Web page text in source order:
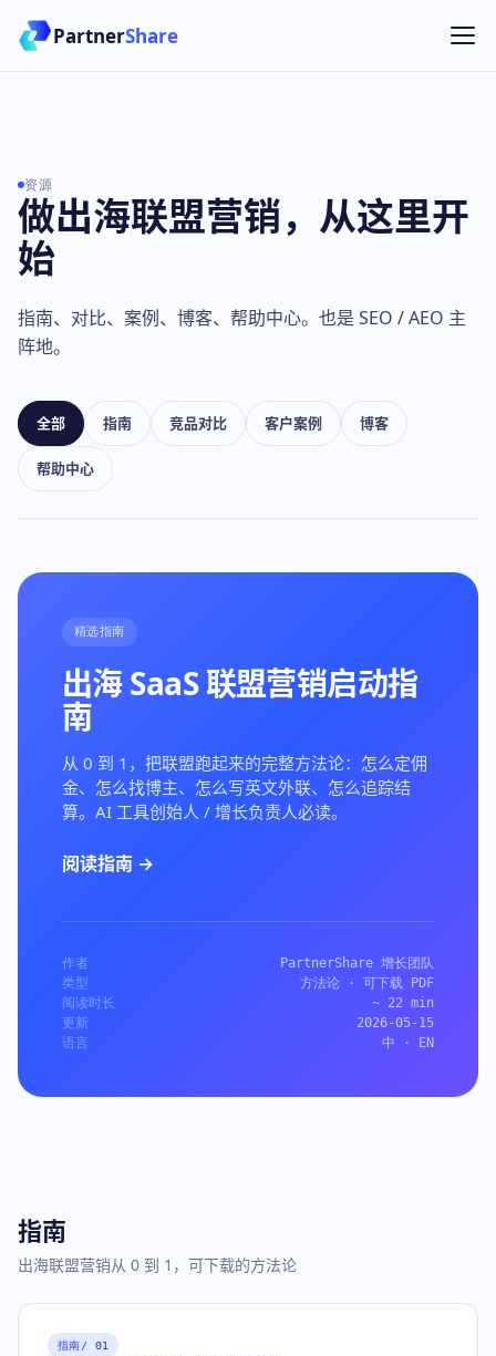
PartnerShare
资源
做出海联盟营销，从这里开
始
指南、对比、案例、博客、帮助中心。也是 SEO / AEO 主
阵地。
全部 指南 竞品对比 客户案例 博客
帮助中心
精选指南
出海 SaaS 联盟营销启动指
南
从 0 到 1，把联盟跑起来的完整方法论：怎么定佣
金、怎么找博主、怎么写英文外联、怎么追踪结
算。AI 工具创始人 / 增长负责人必读。
阅读指南 →
作者
PartnerShare 增长团队
类型
方法论 · 可下载 PDF
阅读时长
~ 22 min
更新
2026-05-15
语言
中 · EN
指南
出海联盟营销从 0 到 1，可下载的方法论
指南/ 01